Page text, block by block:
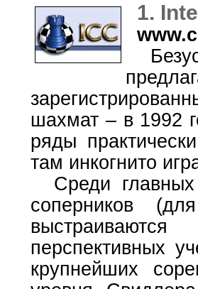
1.
шахмат – в 1992
ряды
там инкогнито
Среди главных
соперников
перспективных
крупнейших